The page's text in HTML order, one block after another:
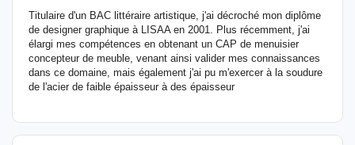
Titulaire d'un BAC littéraire artistique, j'ai décroché mon diplôme
de designer graphique à LISAA en 2001. Plus récemment, j'ai
élargi mes compétences en obtenant un CAP de menuisier
concepteur de meuble, venant ainsi valider mes connaissances
dans ce domaine, mais également j'ai pu m'exercer à la soudure
de l'acier de faible épaisseur à des épaisseur